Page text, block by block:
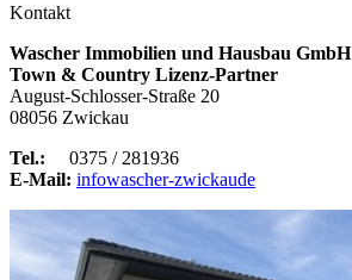
Kontakt
Wascher Immobilien und Hausbau GmbH
Town & Country Lizenz-Partner
August-Schlosser-Straße 20
08056 Zwickau
Tel.: 0375 / 281936
E-Mail: infowascher-zwickaude